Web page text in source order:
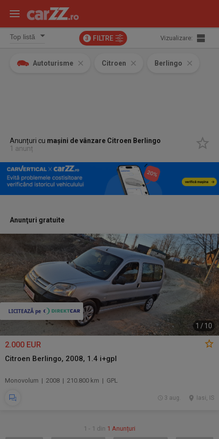
3 FILTRE Vizualizare:
Autoturisme Citroen Berlingo
Anunțuri cu mașini de vânzare Citroen Berlingo
1 anunț
Anunţuri gratuite
1 /10
2.000 EUR
Citroen Berlingo, 2008, 1.4 i+gpl
Monovolum | 2008 | 210.800 km | GPL
Iasi, IS
3 aug.
1 - 1 din 1 Anunțuri